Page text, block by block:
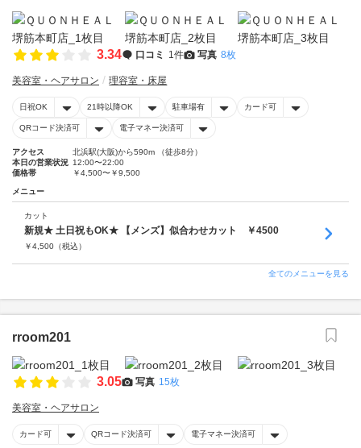
3.34 口コミ 1件 写真 8枚
美容室・ヘアサロン 理容室・床屋
日祝OK 21時以降OK 駐車場有 カード可
QRコード決済可 電子マネー決済可
アクセス
北浜駅(大阪)から590m （徒歩8分）
本日の営業状況 12:00〜22:00
価格帯
￥4,500〜￥9,500
メニュー
カット
新規★ 土日祝もOK★ 【メンズ】似合わせカット ￥4500
￥4,500 （税込）
全てのメニューを見る
rroom201
3.05 写真 15枚
美容室・ヘアサロン
カード可 QRコード決済可 電子マネー決済可